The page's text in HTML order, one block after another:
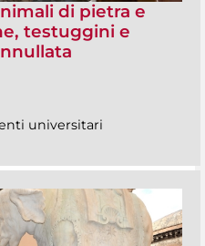
di pietra e
testuggini e
universitari